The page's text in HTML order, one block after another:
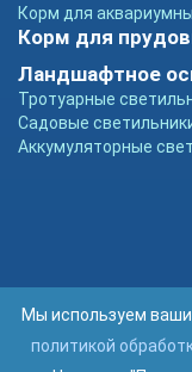
Корм для
Корм для
Ландшафтное
Тротуарные
Садовые
Аккумуляторные
Мы используем
политикой